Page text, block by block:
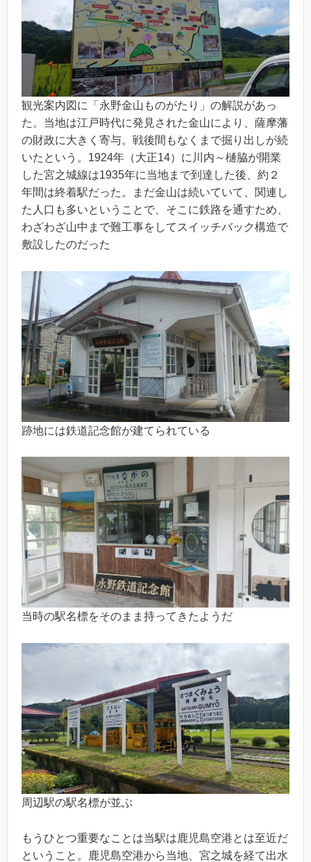
観光案内図に「永野金山ものがたり」の解説があっ
た。当地は江戸時代に発見された金山により、薩摩藩
の財政に大きく寄与。戦後間もなくまで掘り出しが続
いたという。1924年（大正14）に川内～樋脇が開業
した宮之城線は1935年に当地まで到達した後、約２
年間は終着駅だった。まだ金山は続いていて、関連し
た人口も多いということで、そこに鉄路を通すため、
わざわざ山中まで難工事をしてスイッチバック構造で
敷設したのだった
跡地には鉄道記念館が建てられている
当時の駅名標をそのまま持ってきたようだ
周辺駅の駅名標が並ぶ
もうひとつ重要なことは当駅は鹿児島空港とは至近だ
ということ。鹿児島空港から当地、宮之城を経て出水